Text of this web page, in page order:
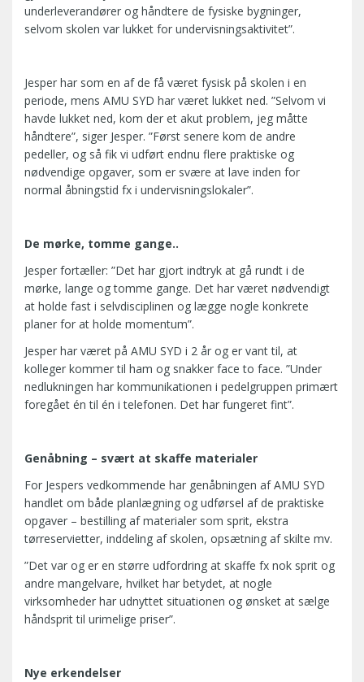
underleverandører og håndtere de fysiske bygninger,
selvom skolen var lukket for undervisningsaktivitet”.
Jesper har som en af de få været fysisk på skolen i en
periode, mens AMU SYD har været lukket ned. ”Selvom vi
havde lukket ned, kom der et akut problem, jeg måtte
håndtere”, siger Jesper. ”Først senere kom de andre
pedeller, og så fik vi udført endnu flere praktiske og
nødvendige opgaver, som er svære at lave inden for
normal åbningstid fx i undervisningslokaler”.
De mørke, tomme gange..
Jesper fortæller: ”Det har gjort indtryk at gå rundt i de
mørke, lange og tomme gange. Det har været nødvendigt
at holde fast i selvdisciplinen og lægge nogle konkrete
planer for at holde momentum”.
Jesper har været på AMU SYD i 2 år og er vant til, at
kolleger kommer til ham og snakker face to face. ”Under
nedlukningen har kommunikationen i pedelgruppen primært
foregået én til én i telefonen. Det har fungeret fint”.
Genåbning – svært at skaffe materialer
For Jespers vedkommende har genåbningen af AMU SYD
handlet om både planlægning og udførsel af de praktiske
opgaver – bestilling af materialer som sprit, ekstra
tørreservietter, inddeling af skolen, opsætning af skilte mv.
”Det var og er en større udfordring at skaffe fx nok sprit og
andre mangelvare, hvilket har betydet, at nogle
virksomheder har udnyttet situationen og ønsket at sælge
håndsprit til urimelige priser”.
Nye erkendelser